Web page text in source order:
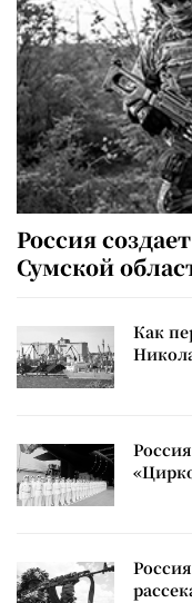
Россия
Сумской
Как